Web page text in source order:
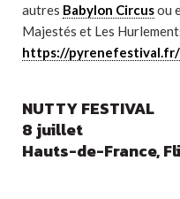
autres Babylon Circusou
Majestés et Les
https://pyrenefestival.fr/
NUTTY FESTIVAL
8 juillet
Hauts-de-France,